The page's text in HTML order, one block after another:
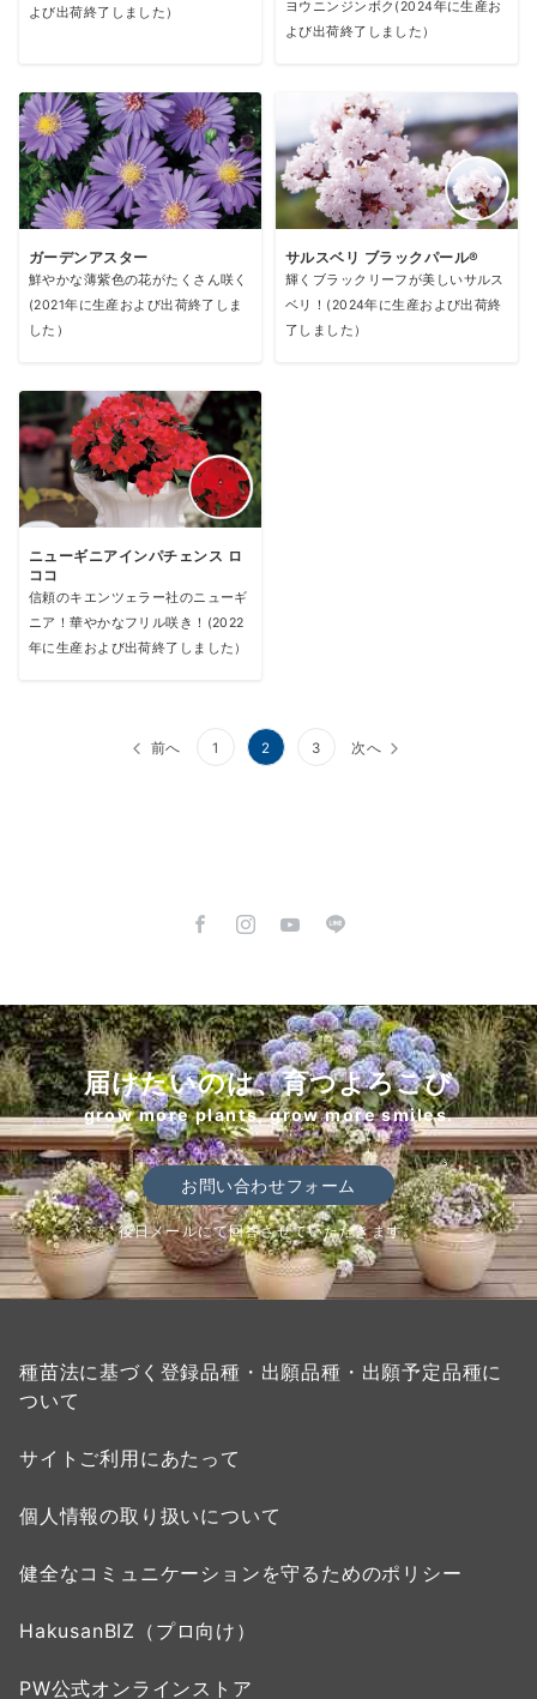
よび出荷終了しました）
ヨウニンジンボク(2024年に生産お
よび出荷終了しました）
ガーデンアスター
鮮やかな薄紫色の花がたくさん咲く
(2021年に生産および出荷終了しま
した）
サルスベリ ブラックパール®
輝くブラックリーフが美しいサルス
ベリ！(2024年に生産および出荷終
了しました）
ニューギニアインパチェンス ロ
ココ
信頼のキエンツェラー社のニューギ
ニア！華やかなフリル咲き！(2022
年に生産および出荷終了しました）
り
前へ 1 2 3 次へ
届けたいのは、育つよろこび
grow more plants, grow more smiles.
お問い合わせフォーム
後日メールにて回答させていただきます。
種苗法に基づく登録品種・出願品種・出願予定品種に
ついて
サイトご利用にあたって
個人情報の取り扱いについて
健全なコミュニケーションを守るためのポリシー
HakusanBIZ（プロ向け）
PW公式オンラインストア